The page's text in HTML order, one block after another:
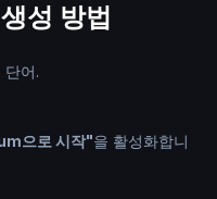
성 방법
단어.
으로 시작"을 활성화합니